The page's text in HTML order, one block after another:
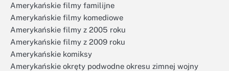
Amerykańskie filmy familijne
Amerykańskie filmy komediowe
Amerykańskie filmy z 2005 roku
Amerykańskie filmy z 2009 roku
Amerykańskie komiksy
Amerykańskie okręty podwodne okresu zimnej wojny